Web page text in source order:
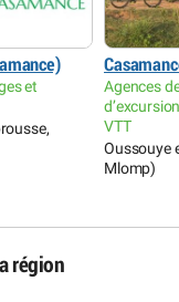
et
Agences
VTT
Oussouye
Mlomp)
région